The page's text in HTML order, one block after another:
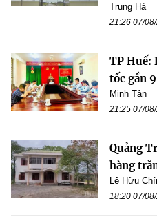
Trung Hà
21:26 07/
TP Huế:
tốc gần
Minh Tân
21:25 07/
Quảng
hàng
Lê Hữu
18:20 07/